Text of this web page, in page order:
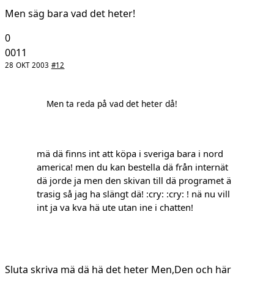
Men säg bara vad det heter!
0
0011
28 OKT 2003 #12
Men ta reda på vad det heter då!
mä dä finns int att köpa i sveriga bara i nord
america! men du kan bestella dä från internät
dä jorde ja men den skivan till dä programet ä
trasig så jag ha slängt dä! :cry: :cry: ! nä nu vill
int ja va kva hä ute utan ine i chatten!
Sluta skriva mä dä hä det heter Men,Den och här